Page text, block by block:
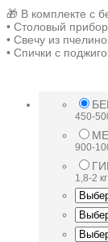
🎁 В комплекте с
• Столовый прибор
• Свечу из
• Спички с
450-
900-
1,8-2